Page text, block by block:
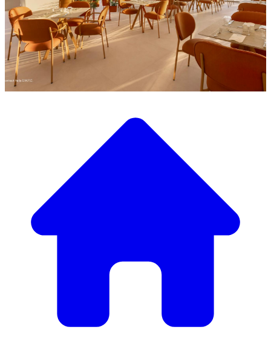
Descubre nuestra amplia selección de mobiliario de diseño
Nuestro Catálogo de
Mobiliario
lujo, tenemos todo lo necesario para crear el ambiente